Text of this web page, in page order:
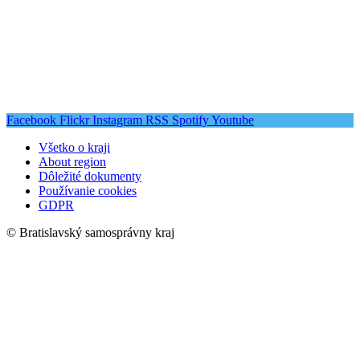
Facebook Flickr Instagram RSS SpotifyYoutube
Všetko o kraji
About region
Dôležité dokumenty
Používanie cookies
GDPR
© Bratislavský samosprávny kraj